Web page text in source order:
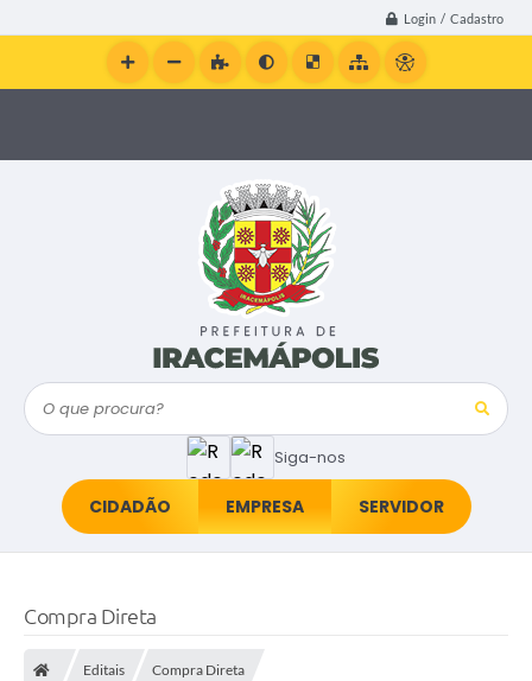
Login / Cadastro
Siga-nos
O que procura?
CIDADÃO EMPRESA SERVIDOR
Compra Direta
Editais Compra Direta